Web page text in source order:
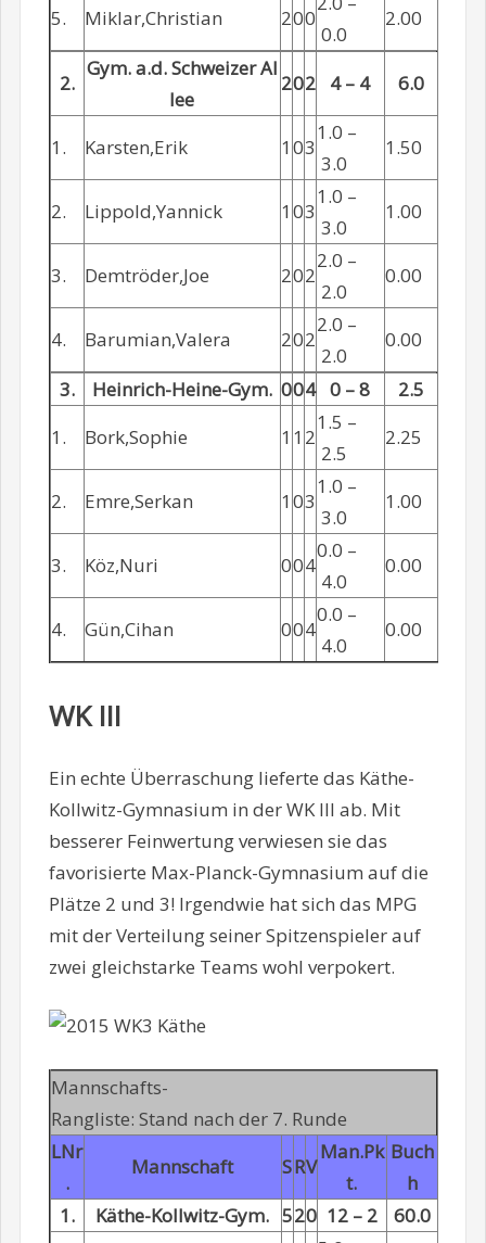
5. Miklar,Christian 200
0.0
2.00
2.
Gym. a.d. Schweizer Al
lee
202 4 – 4 6.0
1. Karsten,Erik 103
1.0 –
3.0
1.50
2. Lippold,Yannick 103
1.0 –
3.0
1.00
3. Demtröder,Joe 202
2.0 –
2.0
0.00
4. Barumian,Valera 202
2.0 –
2.0
0.00
3.
Heinrich-Heine-Gym. 004 0 – 8
2.5
1.
Bork,Sophie 1 1 2
1.5 –
2.5
2.25
2. Emre,Serkan 103
1.0 –
3.0
1.00
3. Köz,Nuri 004
0.0 –
4.0
0.00
4. Gün,Cihan 004
0.0 –
4.0
0.00
WK III
Ein echte Überraschung lieferte das Käthe-
Kollwitz-Gymnasium in der WK III ab. Mit
besserer Feinwertung verwiesen sie das
favorisierte Max-Planck-Gymnasium auf die
Plätze 2 und 3! Irgendwie hat sich das MPG
mit der Verteilung seiner Spitzenspieler auf
zwei gleichstarke Teams wohl verpokert.
Mannschafts-
Rangliste: Stand nach der 7. Runde
LNr
.
Mannschaft SRV
Man.Pk
t.
Buch
h
1.
Käthe-Kollwitz-Gym. 520 12 – 2
60.0